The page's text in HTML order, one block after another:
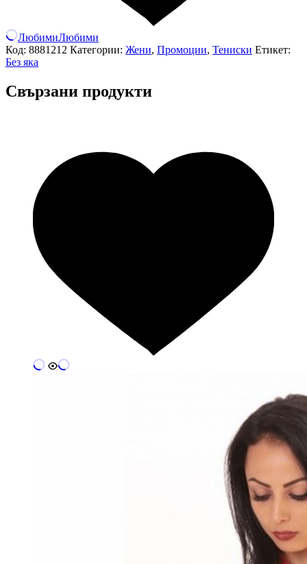
ЛюбимиЛюбими
Код: 8881212 Категории: Жени, Промоции, Тениски Етикет:
Без яка
Свързани продукти